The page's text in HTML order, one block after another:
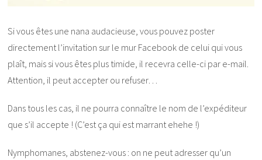
Si vous êtes une nana audacieuse, vous pouvez poster
directement l’invitation sur le mur Facebook de celui qui vous
plaît, mais si vous êtes plus timide, il recevra celle-ci par e-mail.
Attention, il peut accepter ou refuser…
Dans tous les cas, il ne pourra connaître le nom de l’expéditeur
que s’il accepte ! (C’est ça qui est marrant ehehe !)
Nymphomanes, abstenez-vous : on ne peut adresser qu’un